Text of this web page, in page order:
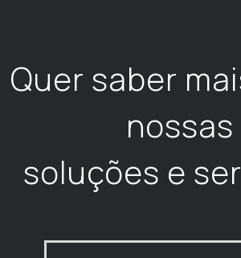
Quer saber
nossas
soluções e